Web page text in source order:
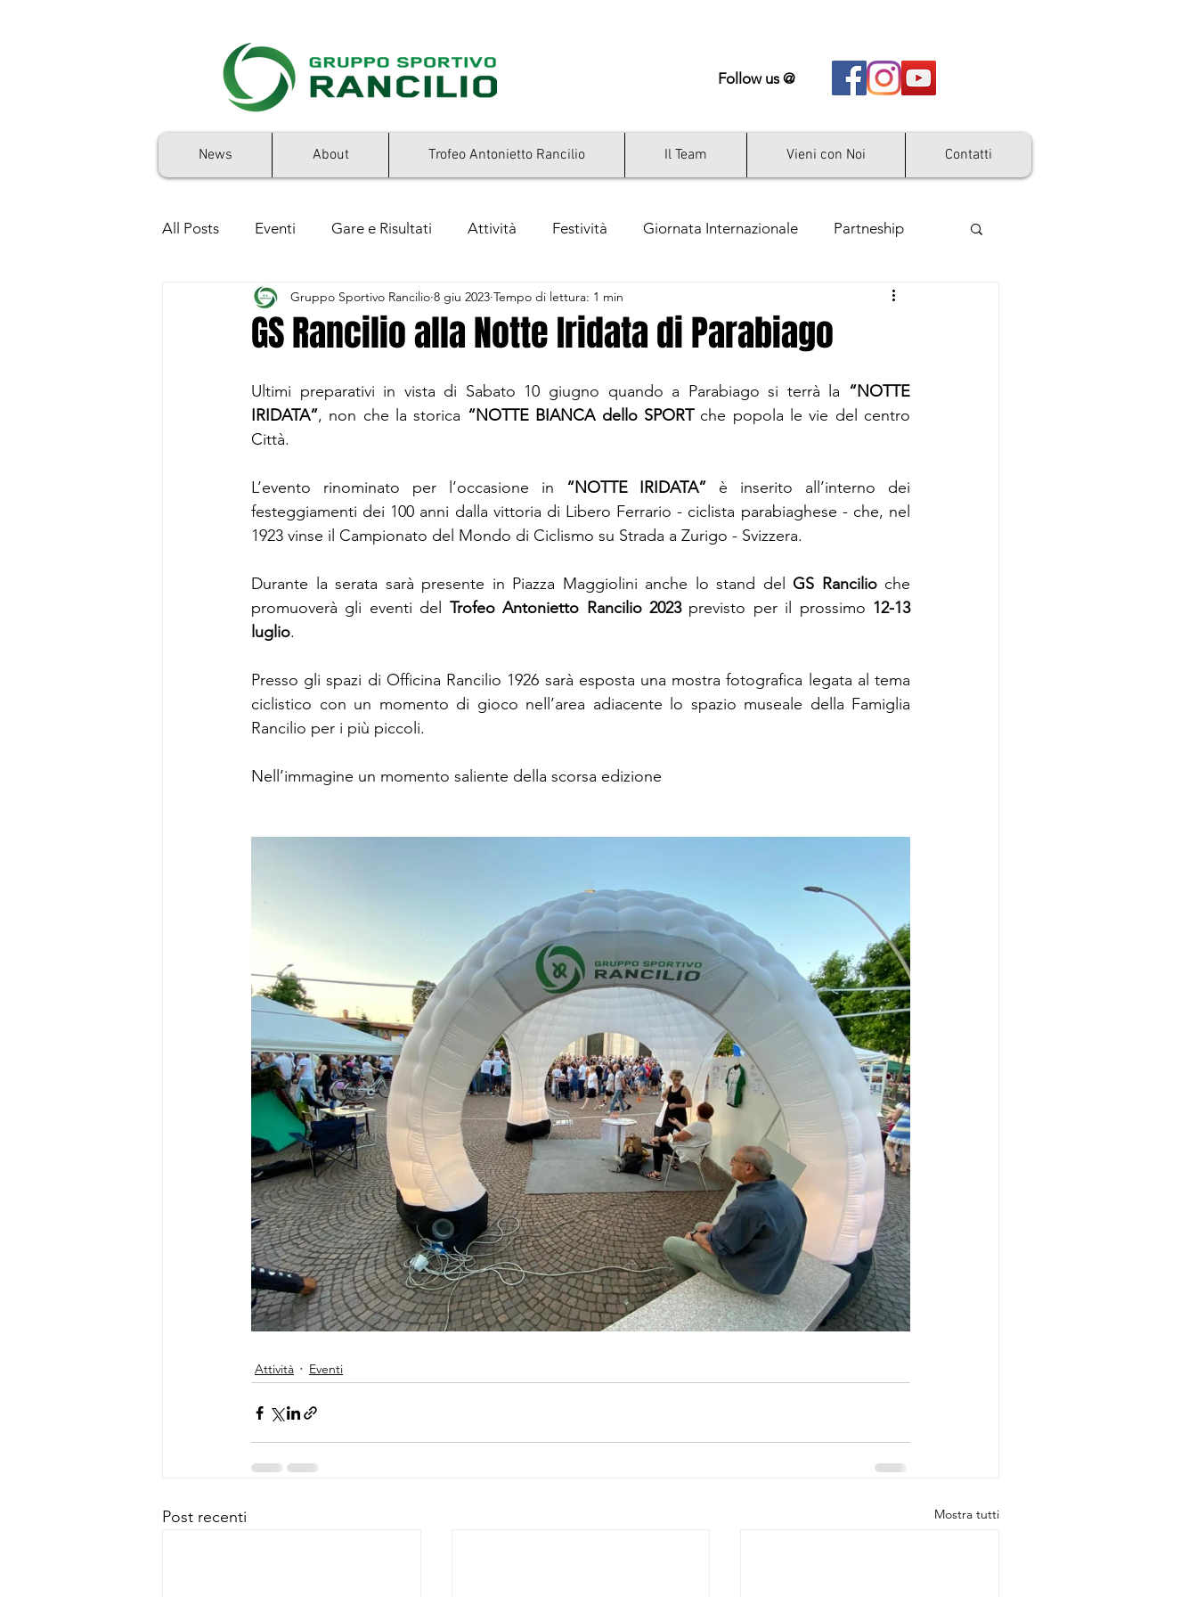
Follow us @
News About Trofeo Antonietto Rancilio Il Team Vieni con Noi Contatti
All Posts Eventi Gare e Risultati Attività Festività Giornata Internazionale Partneship
GS Rancilio 50'story
GS Rancilio alla Notte Iridata di Parabiago
Gruppo Sportivo Rancilio 8 giu 2023 Tempo di lettura: 1 min
Ultimi preparativi in vista di Sabato 10 giugno quando a Parabiago si terrà la “NOTTE
IRIDATA”, non che la storica “NOTTE BIANCA dello SPORT che popola le vie del centro
Città.
L’evento rinominato per l’occasione in “NOTTE IRIDATA” è inserito all’interno dei
festeggiamenti dei 100 anni dalla vittoria di Libero Ferrario - ciclista parabiaghese - che, nel
1923 vinse il Campionato del Mondo di Ciclismo su Strada a Zurigo - Svizzera.
Durante la serata sarà presente in Piazza Maggiolini anche lo stand del GS Rancilio che
promuoverà gli eventi del Trofeo Antonietto Rancilio 2023 previsto per il prossimo 12-13
luglio.
Presso gli spazi di Officina Rancilio 1926 sarà esposta una mostra fotografica legata al tema
ciclistico con un momento di gioco nell’area adiacente lo spazio museale della Famiglia
Rancilio per i più piccoli.
Nell’immagine un momento saliente della scorsa edizione
Attività Eventi
Post recenti Mostra tutti